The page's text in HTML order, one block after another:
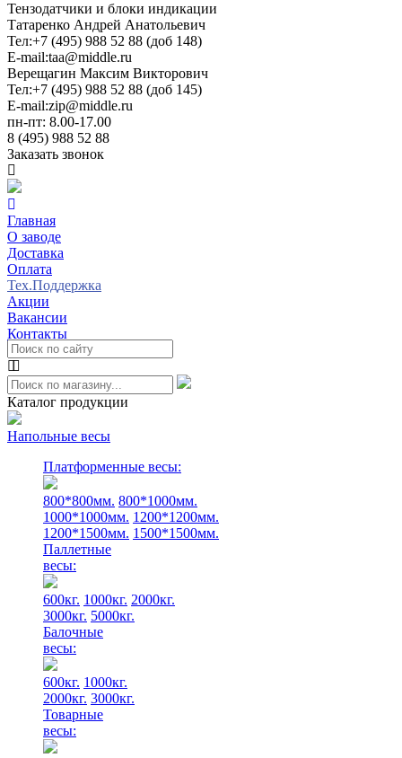
Тензодатчики и блоки индикации
Татаренко Андрей Анатольевич
Тел:+7 (495) 988 52 88 (доб 148)
E-mail:taa@middle.ru
Верещагин Максим Викторович
Тел:+7 (495) 988 52 88 (доб 145)
E-mail:zip@middle.ru
пн-пт: 8.00-17.00
8 (495) 988 52 88
Заказать звонок
Главная
О заводе
Доставка
Оплата
Тех.Поддержка
Акции
Вакансии
Контакты
Каталог продукции
Напольные весы
Платформенные весы:
800*800мм. 800*1000мм.
1000*1000мм. 1200*1200мм.
1200*1500мм. 1500*1500мм.
Паллетные
весы:
600кг. 1000кг. 2000кг.
3000кг. 5000кг.
Балочные
весы:
600кг. 1000кг.
2000кг. 3000кг.
Товарные
весы: